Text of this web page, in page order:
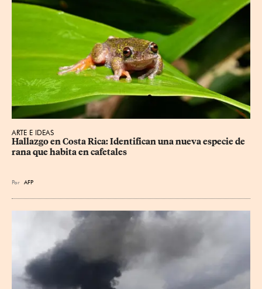
ARTE E IDEAS
Hallazgo en Costa Rica: Identifican una nueva especie de
rana que habita en cafetales
Por AFP